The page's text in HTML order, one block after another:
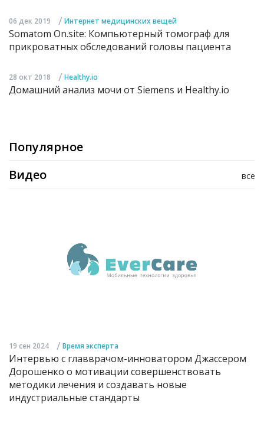
06 дек 2019 / Интернет медицинских вещей
Somatom On.site: Компьютерный томограф для
прикроватных обследований головы пациента
28 окт 2018 / Healthy.io
Домашний анализ мочи от Siemens и Healthy.io
Популярное
все
Видео
19 сен 2024 / Время эксперта
Интервью с главврачом-инноватором Джассером
Дорошенко о мотивации совершенствовать
методики лечения и создавать новые
индустриальные стандарты